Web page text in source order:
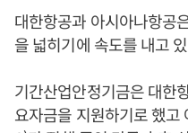
대한항공과 아시아나항공
을 넓히기에 속도를 내고
기간산업안정기금은 대한
요자금을 지원하기로 했